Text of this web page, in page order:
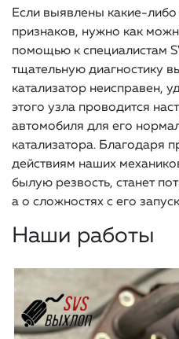
Если выявлены какие-либо
признаков, нужно как
помощью к специалистам
тщательную диагностику
катализатор неисправен,
этого узла проводится
автомобиля для его
катализатора. Благодаря
действиям наших
былую резвость, станет
а о сложностях с его
Наши работы